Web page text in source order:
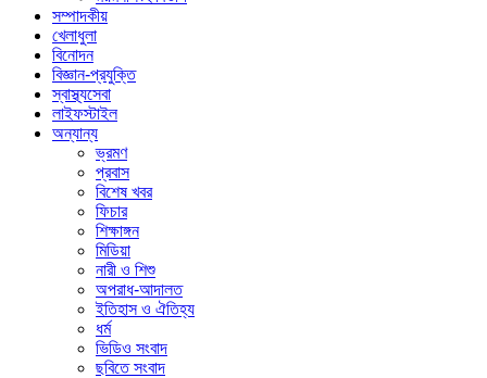
সম্পাদকীয়
খেলাধুলা
বিনোদন
বিজ্ঞান-প্রযুক্তি
স্বাস্থ্যসেবা
লাইফস্টাইল
অন্যান্য
ভ্রমণ
প্রবাস
বিশেষ খবর
ফিচার
শিক্ষাঙ্গন
মিডিয়া
নারী ও শিশু
অপরাধ-আদালত
ইতিহাস ও ঐতিহ্য
ধর্ম
ভিডিও সংবাদ
ছবিতে সংবাদ